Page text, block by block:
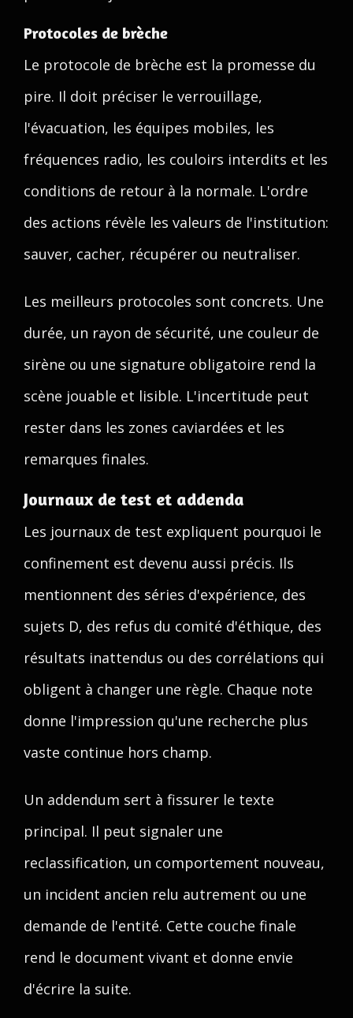
Protocoles de brèche
Le protocole de brèche est la promesse du
pire. Il doit préciser le verrouillage,
l'évacuation, les équipes mobiles, les
fréquences radio, les couloirs interdits et les
conditions de retour à la normale. L'ordre
des actions révèle les valeurs de l'institution:
sauver, cacher, récupérer ou neutraliser.
Les meilleurs protocoles sont concrets. Une
durée, un rayon de sécurité, une couleur de
sirène ou une signature obligatoire rend la
scène jouable et lisible. L'incertitude peut
rester dans les zones caviardées et les
remarques finales.
Journaux de test et addenda
Les journaux de test expliquent pourquoi le
confinement est devenu aussi précis. Ils
mentionnent des séries d'expérience, des
sujets D, des refus du comité d'éthique, des
résultats inattendus ou des corrélations qui
obligent à changer une règle. Chaque note
donne l'impression qu'une recherche plus
vaste continue hors champ.
Un addendum sert à fissurer le texte
principal. Il peut signaler une
reclassification, un comportement nouveau,
un incident ancien relu autrement ou une
demande de l'entité. Cette couche finale
rend le document vivant et donne envie
d'écrire la suite.